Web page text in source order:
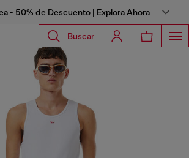
- 50% de Descuento | Explora Ahora
Buscar